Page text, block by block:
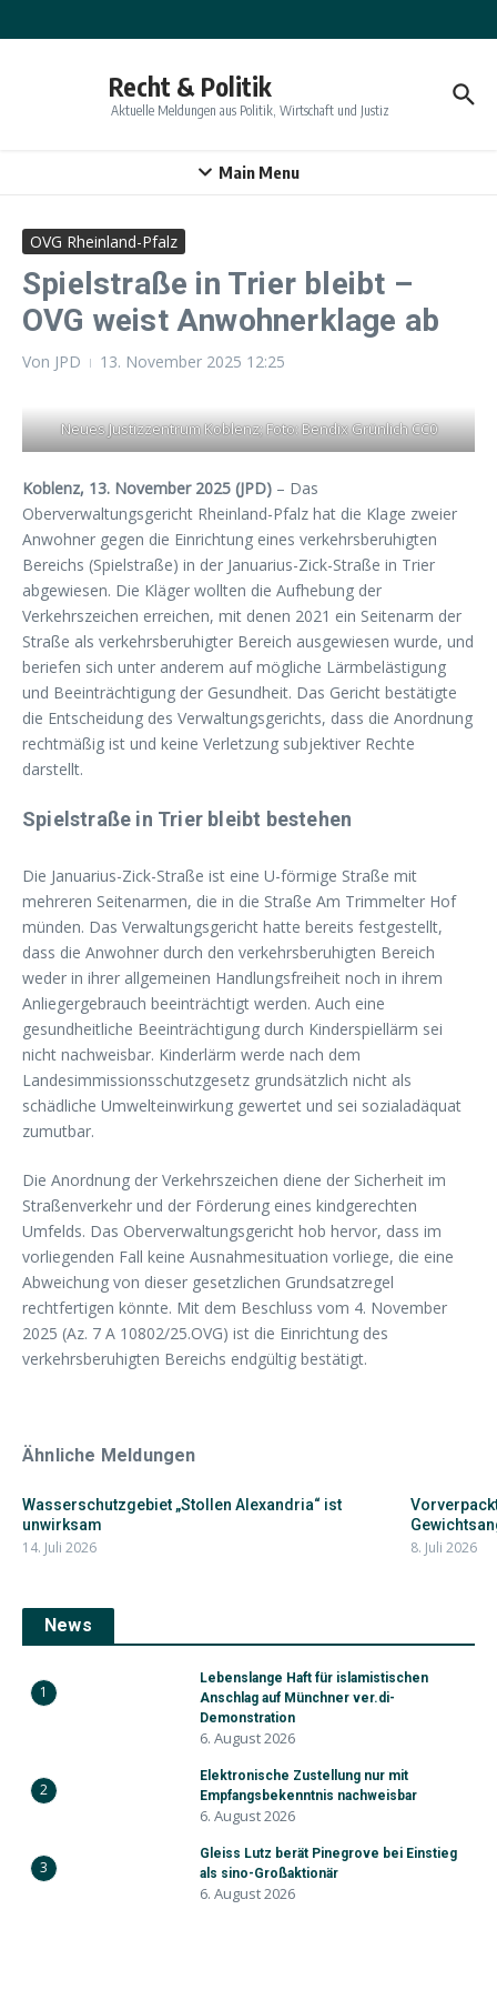
Recht & Politik
Aktuelle Meldungen aus Politik, Wirtschaft und Justiz
Main Menu
OVG Rheinland-Pfalz
Spielstraße in Trier bleibt –
OVG weist Anwohnerklage ab
Von JPD 13. November 2025 12:25
Neues Justizzentrum Koblenz; Foto: Bendix Grünlich CC0
Koblenz, 13. November 2025 (JPD) – Das
Oberverwaltungsgericht Rheinland-Pfalz hat die Klage zweier
Anwohner gegen die Einrichtung eines verkehrsberuhigten
Bereichs (Spielstraße) in der Januarius-Zick-Straße in Trier
abgewiesen. Die Kläger wollten die Aufhebung der
Verkehrszeichen erreichen, mit denen 2021 ein Seitenarm der
Straße als verkehrsberuhigter Bereich ausgewiesen wurde, und
beriefen sich unter anderem auf mögliche Lärmbelästigung
und Beeinträchtigung der Gesundheit. Das Gericht bestätigte
die Entscheidung des Verwaltungsgerichts, dass die Anordnung
rechtmäßig ist und keine Verletzung subjektiver Rechte
darstellt.
Spielstraße in Trier bleibt bestehen
Die Januarius-Zick-Straße ist eine U-förmige Straße mit
mehreren Seitenarmen, die in die Straße Am Trimmelter Hof
münden. Das Verwaltungsgericht hatte bereits festgestellt,
dass die Anwohner durch den verkehrsberuhigten Bereich
weder in ihrer allgemeinen Handlungsfreiheit noch in ihrem
Anliegergebrauch beeinträchtigt werden. Auch eine
gesundheitliche Beeinträchtigung durch Kinderspiellärm sei
nicht nachweisbar. Kinderlärm werde nach dem
Landesimmissionsschutzgesetz grundsätzlich nicht als
schädliche Umwelteinwirkung gewertet und sei sozialadäquat
zumutbar.
Die Anordnung der Verkehrszeichen diene der Sicherheit im
Straßenverkehr und der Förderung eines kindgerechten
Umfelds. Das Oberverwaltungsgericht hob hervor, dass im
vorliegenden Fall keine Ausnahmesituation vorliege, die eine
Abweichung von dieser gesetzlichen Grundsatzregel
rechtfertigen könnte. Mit dem Beschluss vom 4. November
2025 (Az. 7 A 10802/25.OVG) ist die Einrichtung des
verkehrsberuhigten Bereichs endgültig bestätigt.
Ähnliche Meldungen
Wasserschutzgebiet „Stollen Alexandria“ ist
unwirksam
14. Juli 2026 8. Juli 2026
News
1
Lebenslange Haft für islamistischen
Anschlag auf Münchner ver.di-
Demonstration
6. August 2026
2
Elektronische Zustellung nur mit
Empfangsbekenntnis nachweisbar
6. August 2026
3
Gleiss Lutz berät Pinegrove bei Einstieg
als sino-Großaktionär
6. August 2026